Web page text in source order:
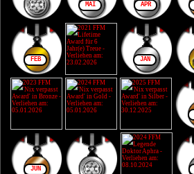
MAI APR
FEB JAN
JUN